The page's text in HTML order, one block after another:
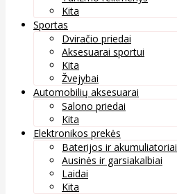
Kita
Sportas
Dviračio priedai
Aksesuarai sportui
Kita
Žvejybai
Automobilių aksesuarai
Salono priedai
Kita
Elektronikos prekės
Baterijos ir akumuliatoriai
Ausinės ir garsiakalbiai
Laidai
Kita